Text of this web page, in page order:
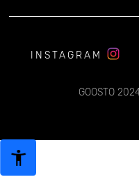
INSTAGRAM